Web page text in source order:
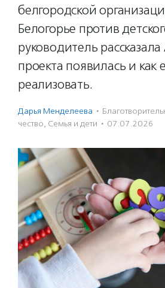
белгородской
Белогорье против
руководитель
проекта появилась и как
реализовать.
Дарья Менделеева ·
чест­во, Семья и дети · 07.07.2026